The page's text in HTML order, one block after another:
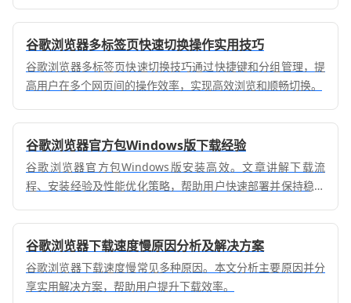
谷歌浏览器多标签页快速切换操作实用技巧
谷歌浏览器多标签页快速切换技巧通过快捷键和分组管理，提
高用户在多个网页间的操作效率，实现高效浏览和顺畅切换。
谷歌浏览器官方包Windows版下载经验
谷歌浏览器官方包Windows版安装高效。文章讲解下载流
程、安装经验及性能优化策略，帮助用户快速部署并保持稳定
谷歌浏览器下载速度慢原因分析及解决方案
谷歌浏览器下载速度慢常见多种原因。本文分析主要原因并分
享实用解决方案，帮助用户提升下载效率。